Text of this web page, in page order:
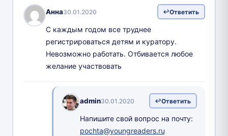
Анна30.01.2020 Ответить
С каждым годом все труднее
регистрироваться детям и куратору.
Невозможно работать. Отбивается любое
желание участвовать
admin30.01.2020 Ответить
Напишите свой вопрос на почту:
pochta@youngreaders.ru